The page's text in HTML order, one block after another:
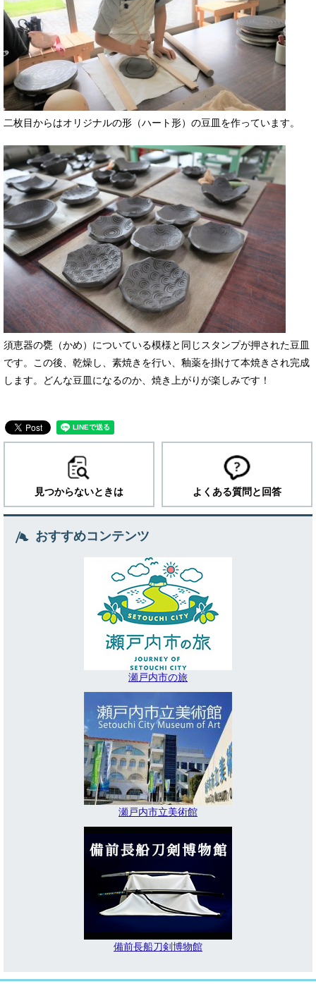
二枚目からはオリジナルの形（ハート形）の豆皿を作っています。
須恵器の甕（かめ）についている模様と同じスタンプが押された豆皿
です。この後、乾燥し、素焼きを行い、釉薬を掛けて本焼きされ完成
します。どんな豆皿になるのか、焼き上がりが楽しみです！
見つからないときは よくある質問と回答
おすすめコンテンツ
瀬戸内市の旅
瀬戸内市立美術館
備前長船刀剣博物館